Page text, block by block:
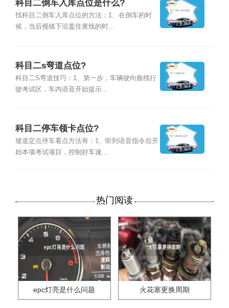
科目二倒车入库点位是什么?
找科目二倒车入库点位的方法：1、在倒车的时
候，当后视镜下沿盖住黄线的时...
科目二s弯道点位?
科目二S弯道技巧：1、第一步，车辆驶向曲线行
驶考试区，车内语音开始提示...
科目二停车领卡点位?
坡道定点停车看点方法有：1、听到语音指令后开
始本项考试项目，控制好车速...
热门阅读
epc灯亮是什么问题 火花塞更换周期